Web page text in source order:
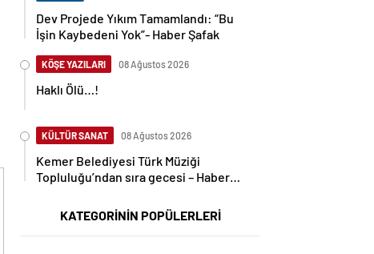
Dev Projede Yıkım Tamamlandı: “Bu
İşin Kaybedeni Yok”- Haber Şafak
KÖŞE YAZILARI 08 Ağustos 2026
Haklı Ölü…!
KÜLTÜR SANAT 08 Ağustos 2026
Kemer Belediyesi Türk Müziği
Topluluğu’ndan sıra gecesi – Haber
KATEGORİNİN POPÜLERLERİ